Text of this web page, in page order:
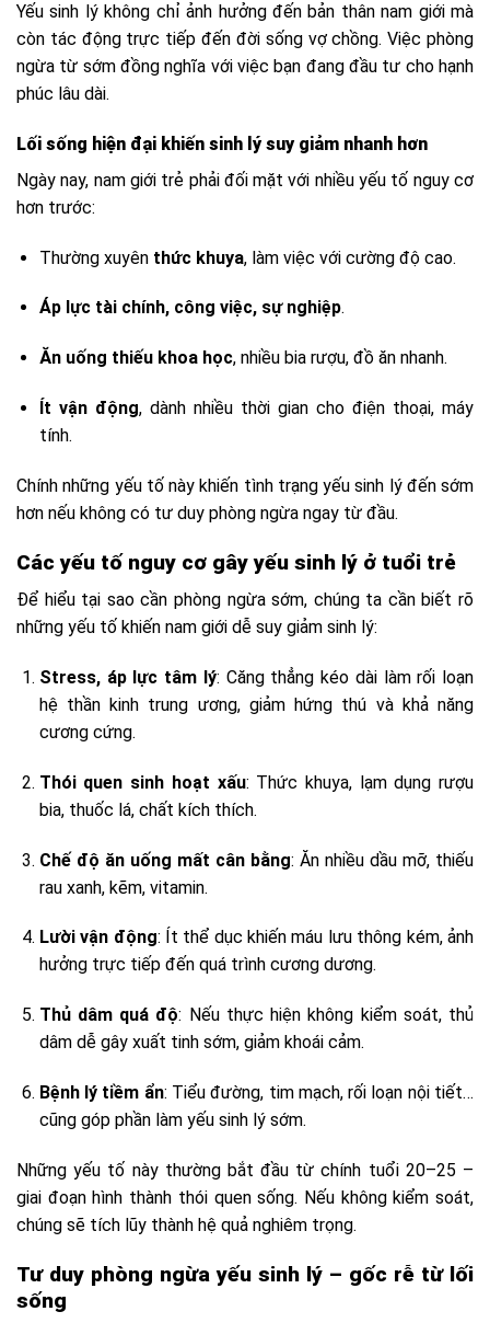
Yếu sinh lý không chỉ ảnh hưởng đến bản thân nam giới mà
còn tác động trực tiếp đến đời sống vợ chồng. Việc phòng
ngừa từ sớm đồng nghĩa với việc bạn đang đầu tư cho hạnh
phúc lâu dài.
Lối sống hiện đại khiến sinh lý suy giảm nhanh hơn
Ngày nay, nam giới trẻ phải đối mặt với nhiều yếu tố nguy cơ
hơn trước:
Thường xuyên thức khuya, làm việc với cường độ cao.
Áp lực tài chính, công việc, sự nghiệp.
Ăn uống thiếu khoa học, nhiều bia rượu, đồ ăn nhanh.
Ít vận động, dành nhiều thời gian cho điện thoại, máy
tính.
Chính những yếu tố này khiến tình trạng yếu sinh lý đến sớm
hơn nếu không có tư duy phòng ngừa ngay từ đầu.
Các yếu tố nguy cơ gây yếu sinh lý ở tuổi trẻ
Để hiểu tại sao cần phòng ngừa sớm, chúng ta cần biết rõ
những yếu tố khiến nam giới dễ suy giảm sinh lý:
Stress, áp lực tâm lý: Căng thẳng kéo dài làm rối loạn
hệ thần kinh trung ương, giảm hứng thú và khả năng
cương cứng.
Thói quen sinh hoạt xấu: Thức khuya, lạm dụng rượu
bia, thuốc lá, chất kích thích.
Chế độ ăn uống mất cân bằng: Ăn nhiều dầu mỡ, thiếu
rau xanh, kẽm, vitamin.
Lười vận động: Ít thể dục khiến máu lưu thông kém, ảnh
hưởng trực tiếp đến quá trình cương dương.
Thủ dâm quá độ: Nếu thực hiện không kiểm soát, thủ
dâm dễ gây xuất tinh sớm, giảm khoái cảm.
Bệnh lý tiềm ẩn: Tiểu đường, tim mạch, rối loạn nội tiết…
cũng góp phần làm yếu sinh lý sớm.
Những yếu tố này thường bắt đầu từ chính tuổi 20–25 –
giai đoạn hình thành thói quen sống. Nếu không kiểm soát,
chúng sẽ tích lũy thành hệ quả nghiêm trọng.
Tư duy phòng ngừa yếu sinh lý – gốc rễ từ lối
sống